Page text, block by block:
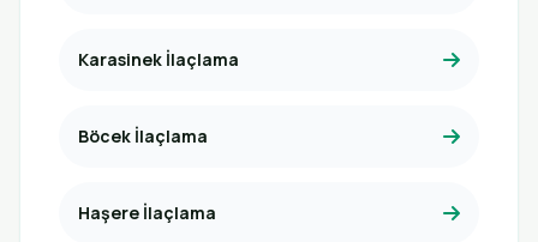
Karasinek İlaçlama
Böcek İlaçlama
Haşere İlaçlama